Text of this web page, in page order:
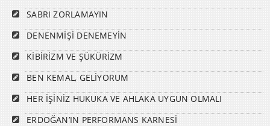
SABRI ZORLAMAYIN
DENENMİŞİ DENEMEYİN
KİBİRİZM VE ŞÜKÜRİZM
BEN KEMAL, GELİYORUM
HER İŞİNİZ HUKUKA VE AHLAKA UYGUN OLMALI
ERDOĞAN’IN PERFORMANS KARNESİ